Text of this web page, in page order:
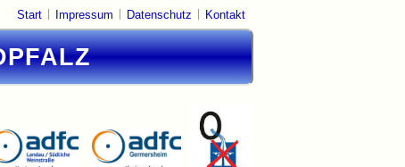
Start Impressum Datenschutz Kontakt